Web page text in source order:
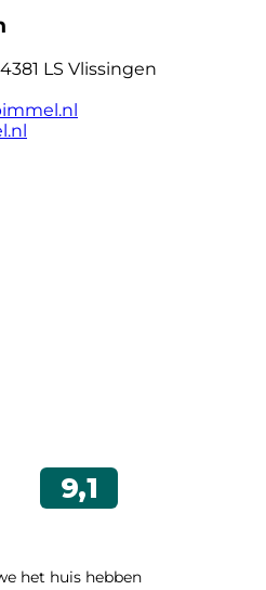
LS Vlissingen
het huis hebben